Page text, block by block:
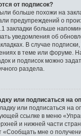
от подписок?
больше похожи на
предупреждений о
закладки больше
уведомления об
В случае
в теме или форуме.
и подписок можно
раздела.
или подписаться на
или подписаться на
ссылке в меню
и нижней части
«Сообщать мне о